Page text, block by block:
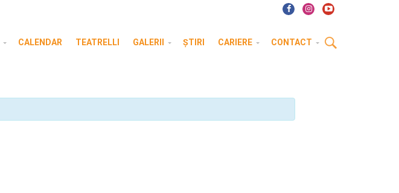
CALENDAR TEATRELLI GALERII ȘTIRI CARIERE CONTACT